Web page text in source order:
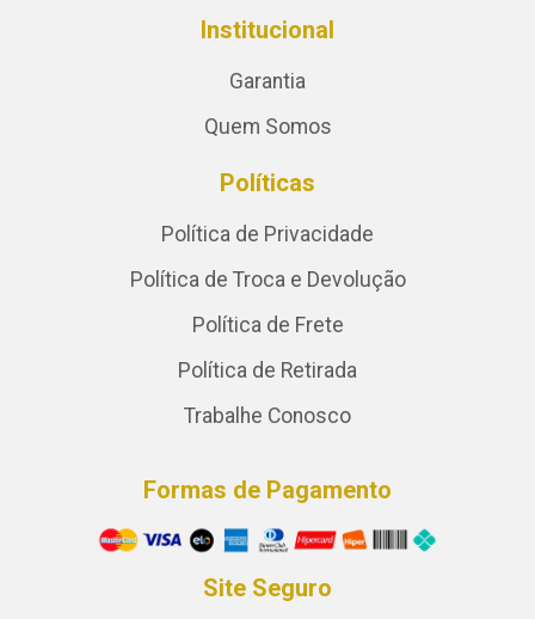
Institucional
Garantia
Quem Somos
Políticas
Política de Privacidade
Política de Troca e Devolução
Política de Frete
Política de Retirada
Trabalhe Conosco
Formas de Pagamento
Site Seguro